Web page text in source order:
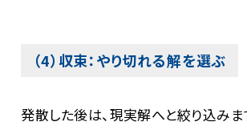
（4）収束：やり切れる解を選ぶ
発散した後は、現実解へと絞り込みま